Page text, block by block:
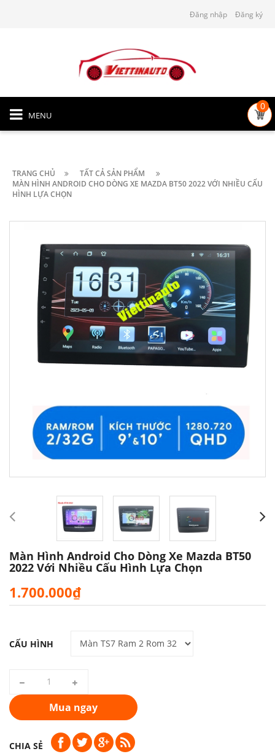
Đăng nhập Đăng ký
MENU
0
TRANG CHỦ
TẤT CẢ SẢN PHẨM
MÀN HÌNH ANDROID CHO DÒNG XE MAZDA BT50 2022 VỚI NHIỀU CẤU
HÌNH LỰA CHỌN
Màn Hình Android Cho Dòng Xe Mazda BT50
2022 Với Nhiều Cấu Hình Lựa Chọn
1.700.000₫
CẤU HÌNH
Mua ngay
CHIA SẺ